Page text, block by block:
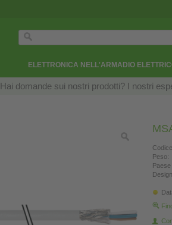
ELETTRONICA NELL'ARMADIO
Hai domande sui nostri prodotti? I nostri
Peso: